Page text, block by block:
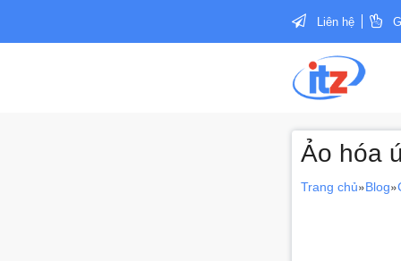
Liên hệ
Ảo hóa
Trang chủ»Blog»